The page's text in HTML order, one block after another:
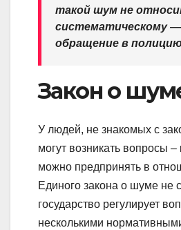
такой шум не
систематическому
обращение в
Закон о
У людей, не знакомых с
могут возникать вопросы
можно предпринять в
Единого закона о шуме не
государство регулирует
несколькими